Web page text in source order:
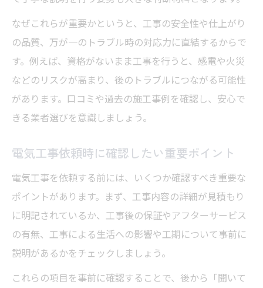
なぜこれらが重要かというと、工事の安全性や仕上がり
の品質、万が一のトラブル時の対応力に直結するからで
す。例えば、資格がないまま工事を行うと、感電や火災
などのリスクが高まり、後のトラブルにつながる可能性
があります。口コミや過去の施工事例を確認し、安心で
きる業者選びを意識しましょう。
電気工事依頼時に確認したい重要ポイント
電気工事を依頼する前には、いくつか確認すべき重要な
ポイントがあります。まず、工事内容の詳細が見積もり
に明記されているか、工事後の保証やアフターサービス
の有無、工事による生活への影響や工期について事前に
説明があるかをチェックしましょう。
これらの項目を事前に確認することで、後から「聞いて